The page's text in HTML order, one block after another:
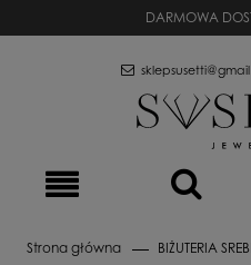
DARMOWA
Strona główna BIŻUTERIA